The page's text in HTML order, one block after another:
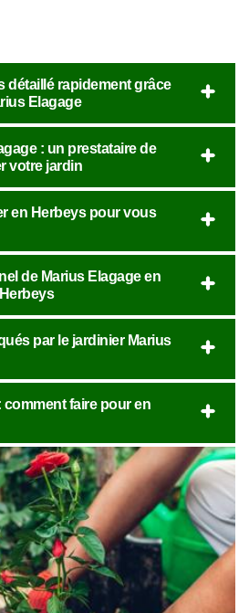
détaillé rapidement grâce
Elagage
: un prestataire de
votre jardin
en Herbeys pour vous
de Marius Elagage en
par le jardinier Marius
faire pour en